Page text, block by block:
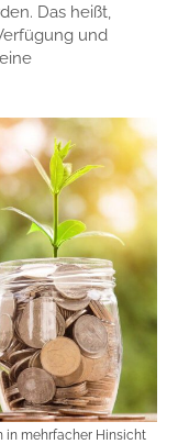
Das heißt,
und
in mehrfacher Hinsicht